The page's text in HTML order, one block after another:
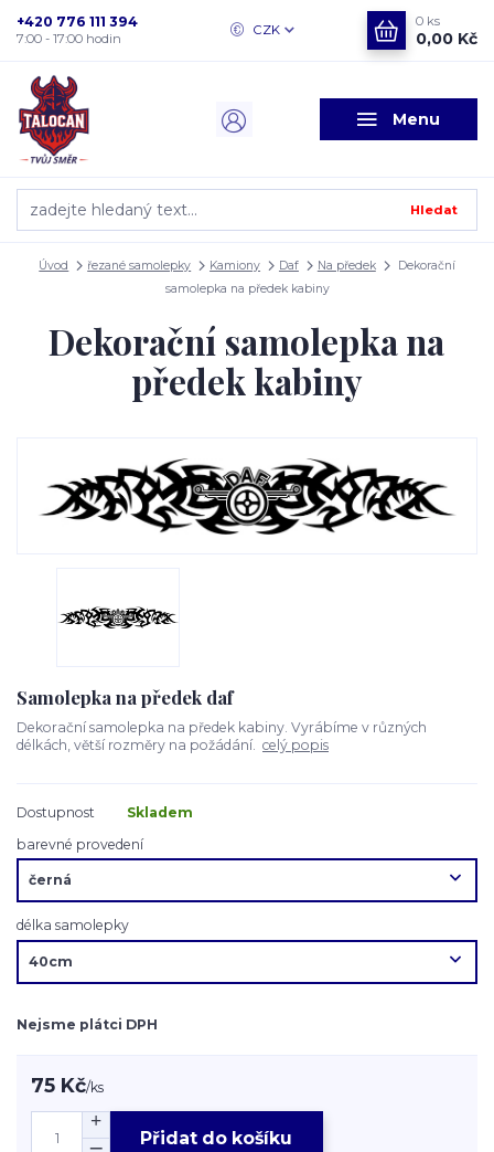
Menu
CZK
Hledat
+420 776 111 394
7:00 - 17:00 hodin
0 ks
0,00 Kč
Úvod řezané samolepky Kamiony Daf Na předek
Dekorační
samolepka na předek kabiny
Dekorační samolepka na
předek kabiny
Samolepka na předek daf
Dekorační samolepka na předek kabiny. Vyrábíme v různých
délkách, větší rozměry na požádání. celý popis
Dostupnost
Skladem
barevné provedení
délka samolepky
Nejsme plátci DPH
75 Kč/ks
Přidat do košíku